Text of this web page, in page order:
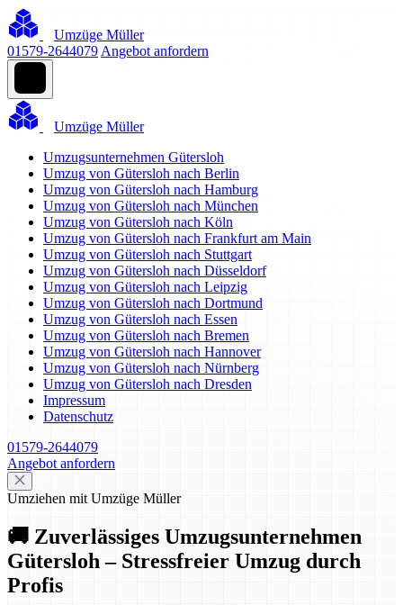
Umzüge Müller
01579-2644079 Angebot anfordern
Umzüge Müller
Umzugsunternehmen Gütersloh
Umzug von Gütersloh nach Berlin
Umzug von Gütersloh nach Hamburg
Umzug von Gütersloh nach München
Umzug von Gütersloh nach Köln
Umzug von Gütersloh nach Frankfurt am Main
Umzug von Gütersloh nach Stuttgart
Umzug von Gütersloh nach Düsseldorf
Umzug von Gütersloh nach Leipzig
Umzug von Gütersloh nach Dortmund
Umzug von Gütersloh nach Essen
Umzug von Gütersloh nach Bremen
Umzug von Gütersloh nach Hannover
Umzug von Gütersloh nach Nürnberg
Umzug von Gütersloh nach Dresden
Impressum
Datenschutz
01579-2644079
Angebot anfordern
Umziehen mit Umzüge Müller
🚚 Zuverlässiges Umzugsunternehmen
Gütersloh – Stressfreier Umzug durch
Profis